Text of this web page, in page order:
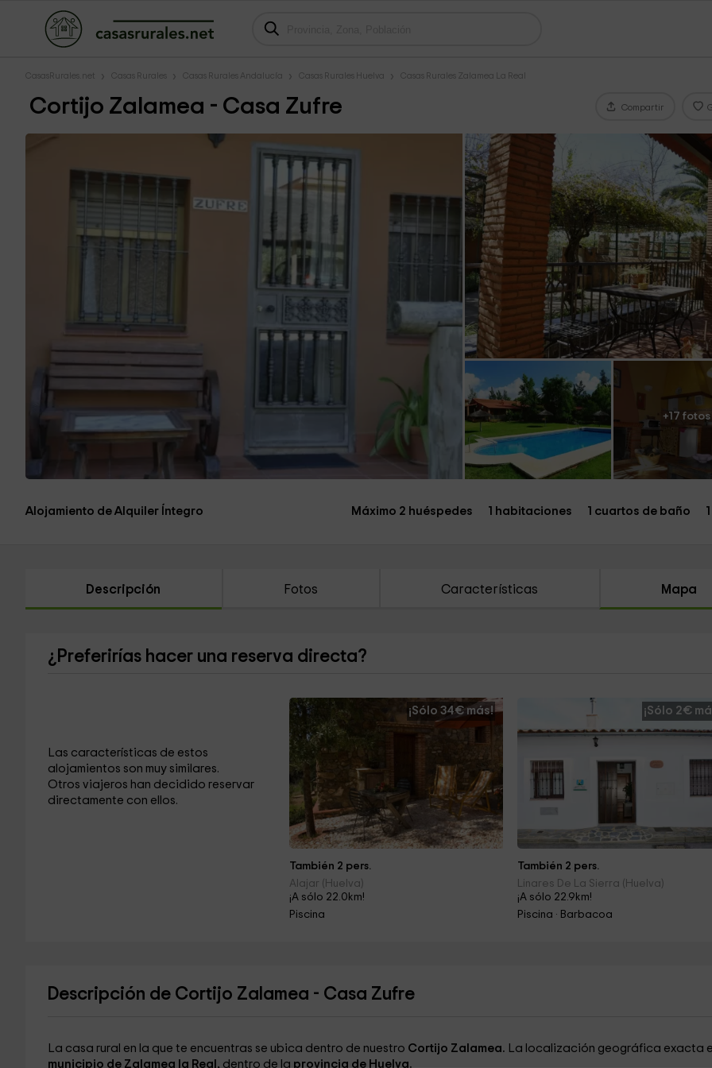
CasasRurales.net Casas Rurales Casas Rurales Andalucía Casas Rurales Huelva Casas Rurales Zalamea La Real
Cortijo Zalamea - Casa Zufre Compartir
+17 fotos
Alojamiento de Alquiler Íntegro Máximo 2 huéspedes 1 habitaciones 1 cuartos de baño
Descripción Fotos Características Mapa
¿Preferirías hacer una reserva directa?
Las características de estos
alojamientos son muy similares.
Otros viajeros han decidido reservar
directamente con ellos.
¡Sólo 34€ más!
También 2 pers.
Alajar (Huelva)
¡A sólo 22.0km!
Piscina
¡Sólo 2€
También 2 pers.
Linares De La Sierra (Huelva)
¡A sólo 22.9km!
Piscina · Barbacoa
Descripción de Cortijo Zalamea - Casa Zufre
La casa rural en la que te encuentras se ubica dentro de nuestro Cortijo Zalamea. La localización geográfica exacta
municipio de Zalamea la Real, dentro de la provincia de Huelva.